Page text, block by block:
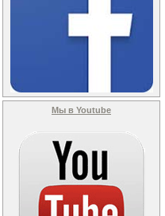
Мы в Youtube